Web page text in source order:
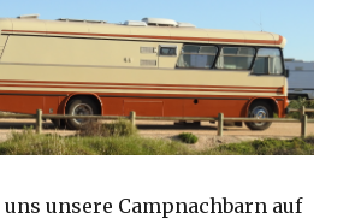
uns unsere Campnachbarn auf